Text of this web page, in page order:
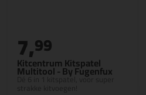
Kitcentrum Kitspatel
Multitool - By Fugenfux
Dé 6 in 1 kitspatel, voor super
7,99